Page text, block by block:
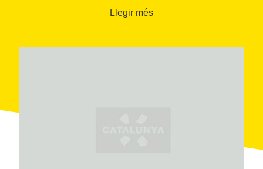
productes tradicionals com la coca de Sant Joan o les
Llegir més